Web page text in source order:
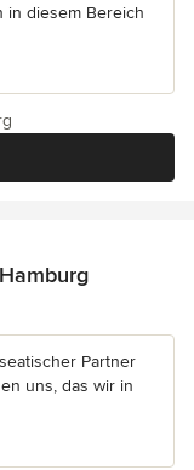
in diesem Bereich
Partner
uns, das wir in